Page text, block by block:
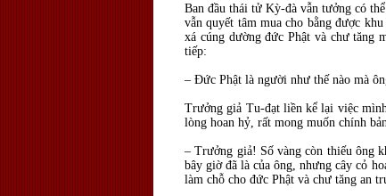
Ban đầu thái tử Kỳ-đà vẫn tưởng có
vẫn quyết tâm mua cho bằng được
xá cúng dường đức Phật và chư tăng
tiếp:
– Đức Phật là người như thế nào mà
Trưởng giả Tu-đạt liền kể lại việc
lòng hoan hỷ, rất mong muốn chính
– Trưởng giả! Số vàng còn thiếu ông
bây giờ đã là của ông, nhưng cây cỏ
làm chỗ cho đức Phật và chư tăng an